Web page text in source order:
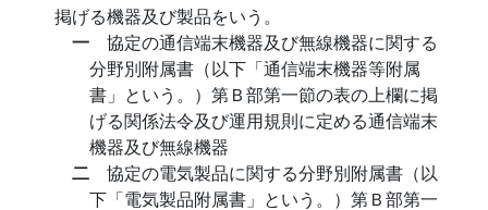
掲げる機器及び製品をいう。
一 協定の通信端末機器及び無線機器に関する
分野別附属書（以下「通信端末機器等附属
書」という。）第Ｂ部第一節の表の上欄に掲
げる関係法令及び運用規則に定める通信端末
機器及び無線機器
二 協定の電気製品に関する分野別附属書（以
下「電気製品附属書」という。）第Ｂ部第一